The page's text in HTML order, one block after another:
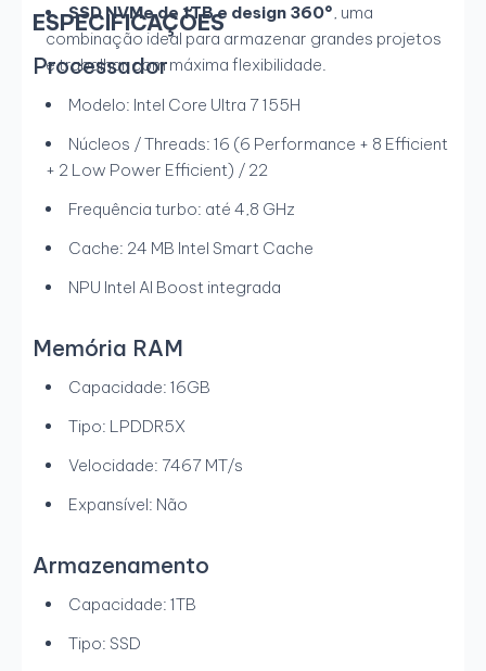
SSD NVMe de 1TB e design 360°, uma
combinação ideal para armazenar grandes projetos
e trabalhar com máxima flexibilidade.
ESPECIFICAÇÕES
Processador
Modelo: Intel Core Ultra 7 155H
Núcleos / Threads: 16 (6 Performance + 8 Efficient
+ 2 Low Power Efficient) / 22
Frequência turbo: até 4,8 GHz
Cache: 24 MB Intel Smart Cache
NPU Intel AI Boost integrada
Memória RAM
Capacidade: 16GB
Tipo: LPDDR5X
Velocidade: 7467 MT/s
Expansível: Não
Armazenamento
Capacidade: 1TB
Tipo: SSD